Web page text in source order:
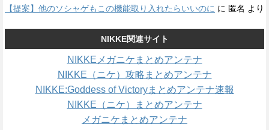
【提案】他のソシャゲもこの機能取り入れたらいいのに に 匿名 より
NIKKE関連サイト
NIKKEメガニケまとめアンテナ
NIKKE（ニケ）攻略まとめアンテナ
NIKKE:Goddess of Victoryまとめアンテナ速報
NIKKE（ニケ）まとめアンテナ
メガニケまとめアンテナ